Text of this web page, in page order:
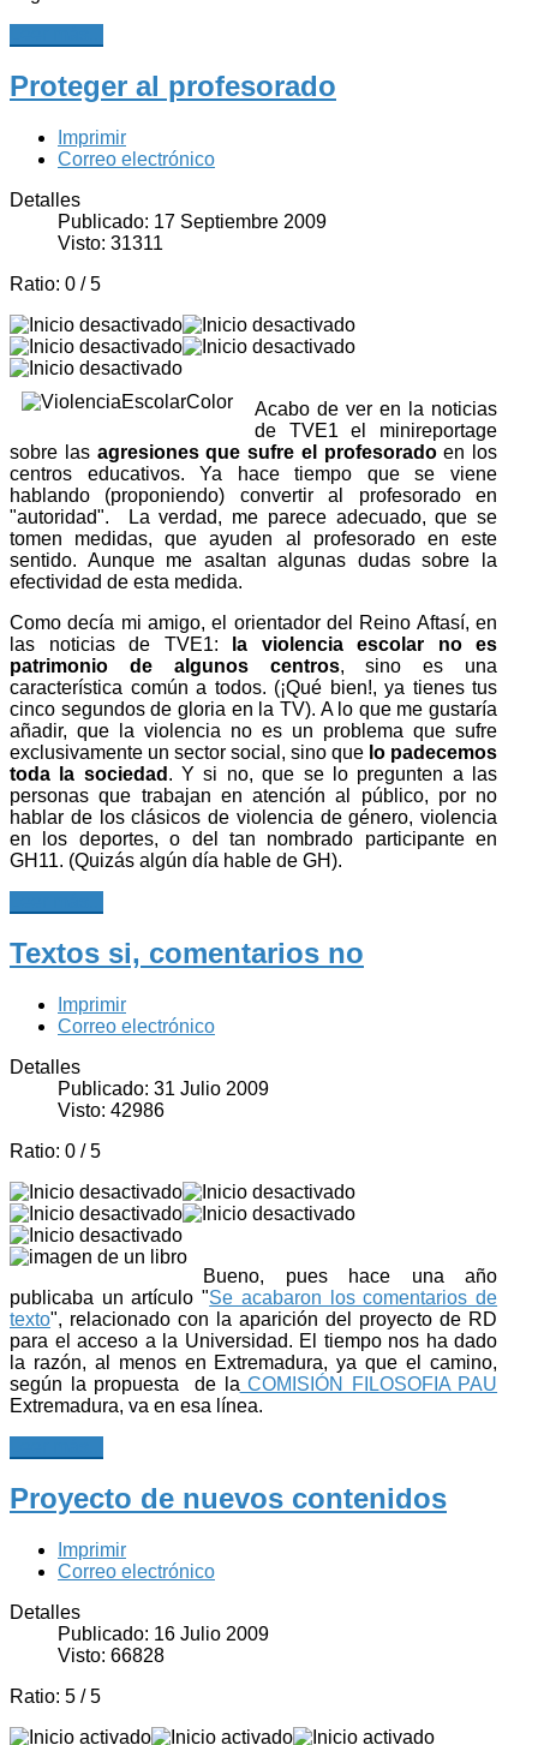
Proteger al profesorado
Imprimir
Correo electrónico
Detalles
Publicado: 17 Septiembre 2009
Visto: 31311
Ratio: 0 /5
Acabo de ver en la noticias
de TVE1 el minireportage
sobre las agresiones que sufre el profesoradoen los
centros educativos. Ya hace tiempo que se viene
hablando (proponiendo) convertir al profesorado en
"autoridad". La verdad, me parece adecuado, que se
tomen medidas, que ayuden al profesorado en este
sentido. Aunque me asaltan algunas dudas sobre la
efectividad de esta medida.
Como decía mi amigo, el orientador del Reino Aftasí, en
las noticias de TVE1:
la violencia escolar no es
patrimonio de algunos centros, sino es una
característica común a todos. (¡Qué bien!, ya tienes tus
cinco segundos de gloria en la TV). A lo que me gustaría
añadir, que la violencia no es un problema que sufre
exclusivamente un sector social, sino que lo padecemos
toda la sociedad . Y si no, que se lo pregunten a las
personas que trabajan en atención al público, por no
hablar de los clásicos de violencia de género, violencia
en los deportes, o del tan nombrado participante en
GH11. (Quizás algún día hable de GH).
Textos si, comentarios no
Imprimir
Correo electrónico
Detalles
Publicado: 31 Julio 2009
Visto: 42986
Ratio: 0 /5
Bueno, pues hace una año
publicaba un artículo "Se acabaron los comentarios de
texto", relacionado con la aparición del proyecto de RD
para el acceso a la Universidad. El tiempo nos ha dado
la razón, al menos en Extremadura, ya que el camino,
según la propuesta de la COMISIÓN FILOSOFIA PAU
Extremadura, va en esa línea.
Proyecto de nuevos contenidos
Imprimir
Correo electrónico
Detalles
Publicado: 16 Julio 2009
Visto: 66828
Ratio: 5 /5